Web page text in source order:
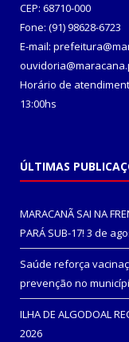
CEP: 68710-000
Fone: (91) 98628-6723
E-mail:
Horário de
13:00hs
ÚLTIMAS
MARACANÃ SAI NA
PARÁ SUB-17! 3 de
Saúde reforça
prevenção no
ILHA DE ALGODOAL
2026